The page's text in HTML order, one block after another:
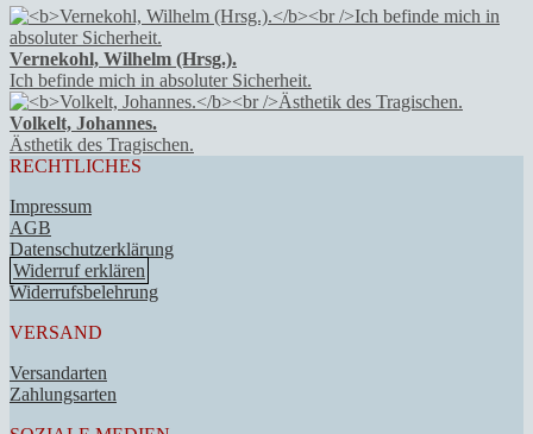
Vernekohl, Wilhelm (Hrsg.).
Ich befinde mich in absoluter Sicherheit.
Volkelt, Johannes.
Ästhetik des Tragischen.
RECHTLICHES
Impressum
AGB
Datenschutzerklärung
Widerruf erklären
Widerrufsbelehrung
VERSAND
Versandarten
Zahlungsarten